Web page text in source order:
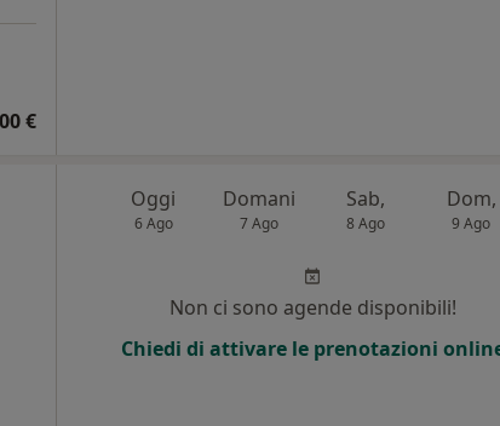
€
Oggi
6 Ago
Domani
7 Ago
Sab,
8 Ago
Dom,
9 Ago
Non ci sono agende disponibili!
Chiedi di attivare le prenotazioni